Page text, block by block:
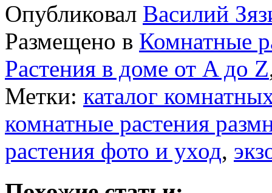
Опубликовал Василий
Размещено в Комнатные
Растения в доме от A до Z
Метки: каталог
комнатные растения
растения фото и уход,